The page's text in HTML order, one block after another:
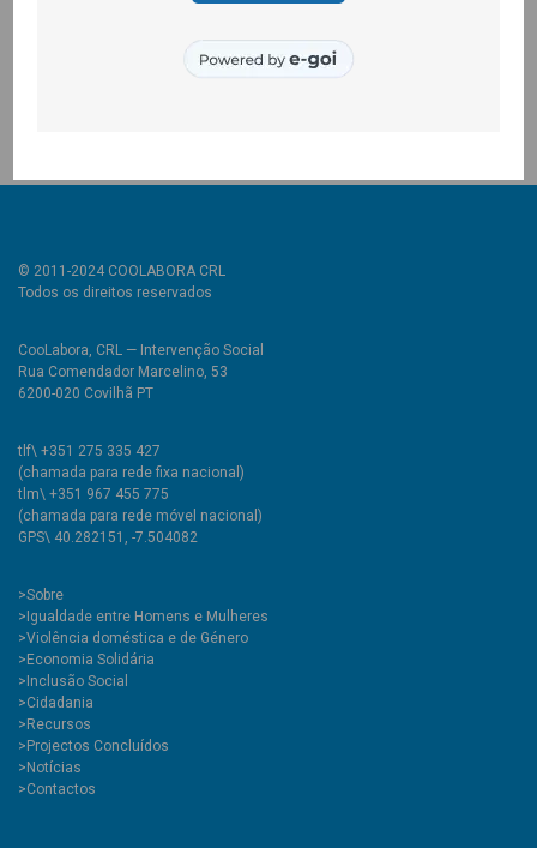
isso deixamos aqui o apelo. Preencha a tabela 11 do Modelo 3
da sua declaração de IRS indicando no campo 1101 o NIF da
© 2011-2024 COOLABORA CRL
Todos os direitos reservados
CooLabora, CRL — Intervenção Social
Rua Comendador Marcelino, 53
6200-020 Covilhã PT
tlf\ +351 275 335 427
(chamada para rede fixa nacional)
tlm\ +351 967 455 775
(chamada para rede móvel nacional)
GPS\ 40.282151, -7.504082
>Sobre
>Igualdade entre Homens e Mulheres
>Violência doméstica e de Género
>Economia Solidária
>Inclusão Social
>Cidadania
>Recursos
>Projectos Concluídos
>Notícias
>Contactos